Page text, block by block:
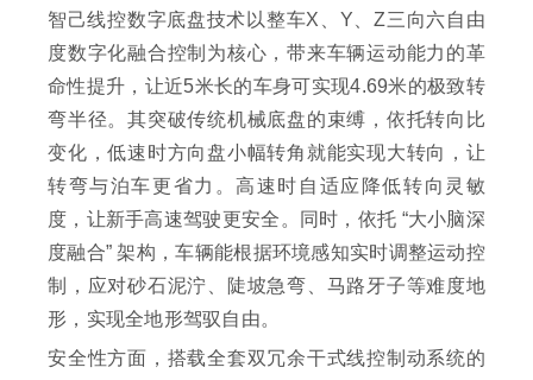
智己线控数字底盘技术以整车X、Y、Z三向六自由
度数字化融合控制为核心，带来车辆运动能力的革
命性提升，让近5米长的车身可实现4.69米的极致转
弯半径。其突破传统机械底盘的束缚，依托转向比
变化，低速时方向盘小幅转角就能实现大转向，让
转弯与泊车更省力。高速时自适应降低转向灵敏
度，让新手高速驾驶更安全。同时，依托 “大小脑深
度融合” 架构，车辆能根据环境感知实时调整运动控
制，应对砂石泥泞、陡坡急弯、马路牙子等难度地
形，实现全地形驾驭自由。
安全性方面，搭载全套双冗余干式线控制动系统的